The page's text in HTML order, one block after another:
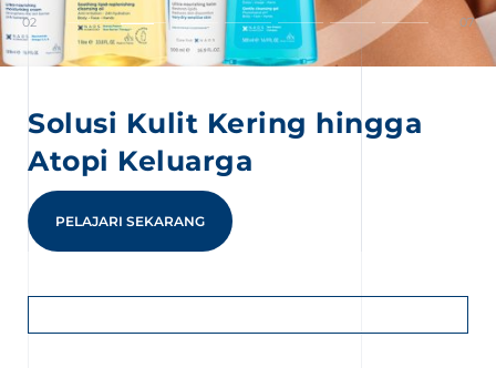
Solusi Kulit Kering hingga
Atopi Keluarga
PELAJARI SEKARANG
02 07